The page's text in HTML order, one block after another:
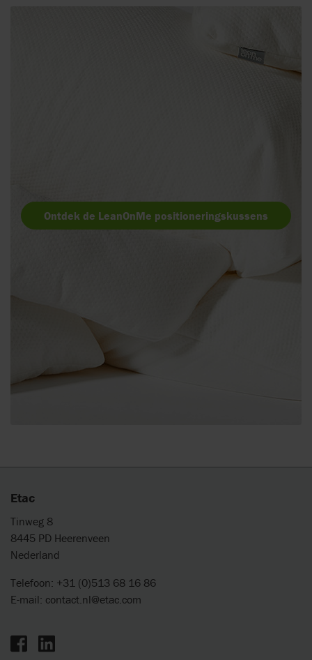
Ontdek de LeanOnMe positioneringskussens
Etac
Tinweg 8
8445 PD Heerenveen
Nederland
Telefoon: +31 (0)513 68 16 86
E-mail: contact.nl@etac.com